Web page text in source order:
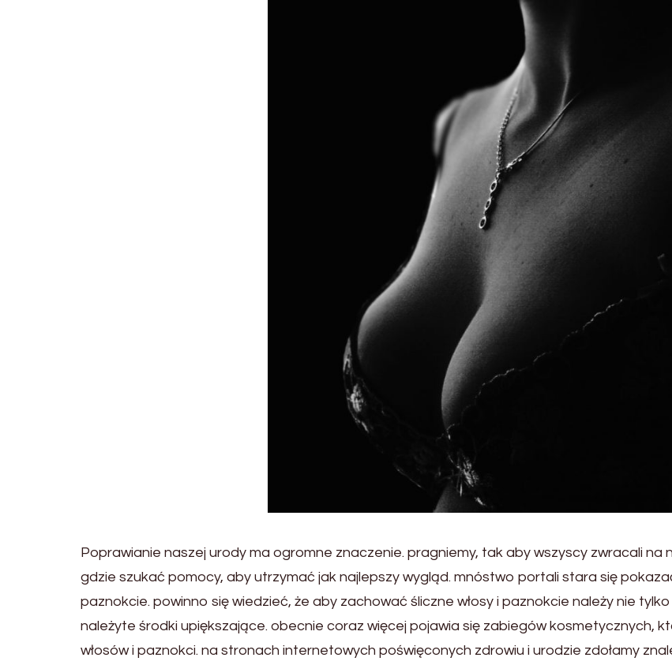
Poprawianie naszej urody ma ogromne znaczenie. pragniemy, tak aby wszyscy zwracali
gdzie szukać pomocy, aby utrzymać jak najlepszy wygląd. mnóstwo portali stara się
paznokcie. powinno się wiedzieć, że aby zachować śliczne włosy i paznokcie należy nie
należyte środki upiększające. obecnie coraz więcej pojawia się zabiegów kosmetycznych,
włosów i paznokci. na stronach internetowych poświęconych zdrowiu i urodzie zdołamy